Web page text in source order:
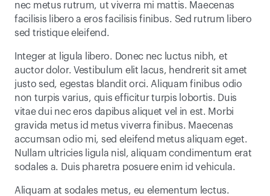
nec metus rutrum, ut viverra mi mattis. Maecenas
facilisis libero a eros facilisis finibus. Sed rutrum libero
sed tristique eleifend.
Integer at ligula libero. Donec nec luctus nibh, et
auctor dolor. Vestibulum elit lacus, hendrerit sit amet
justo sed, egestas blandit orci. Aliquam finibus odio
non turpis varius, quis efficitur turpis lobortis. Duis
vitae dui nec eros dapibus aliquet vel in est. Morbi
gravida metus id metus viverra finibus. Maecenas
accumsan odio mi, sed eleifend metus aliquam eget.
Nullam ultricies ligula nisl, aliquam condimentum erat
sodales a. Duis pharetra posuere enim id vehicula.
Aliquam at sodales metus, eu elementum lectus.